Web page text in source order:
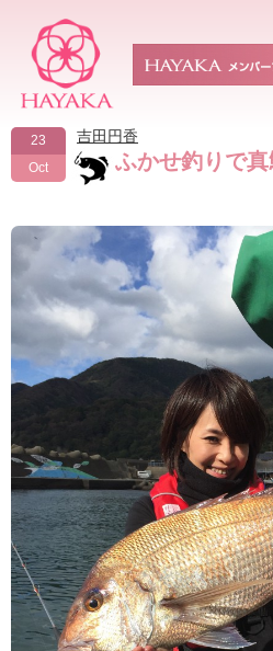
23
Oct
吉田円香
ふかせ釣りで